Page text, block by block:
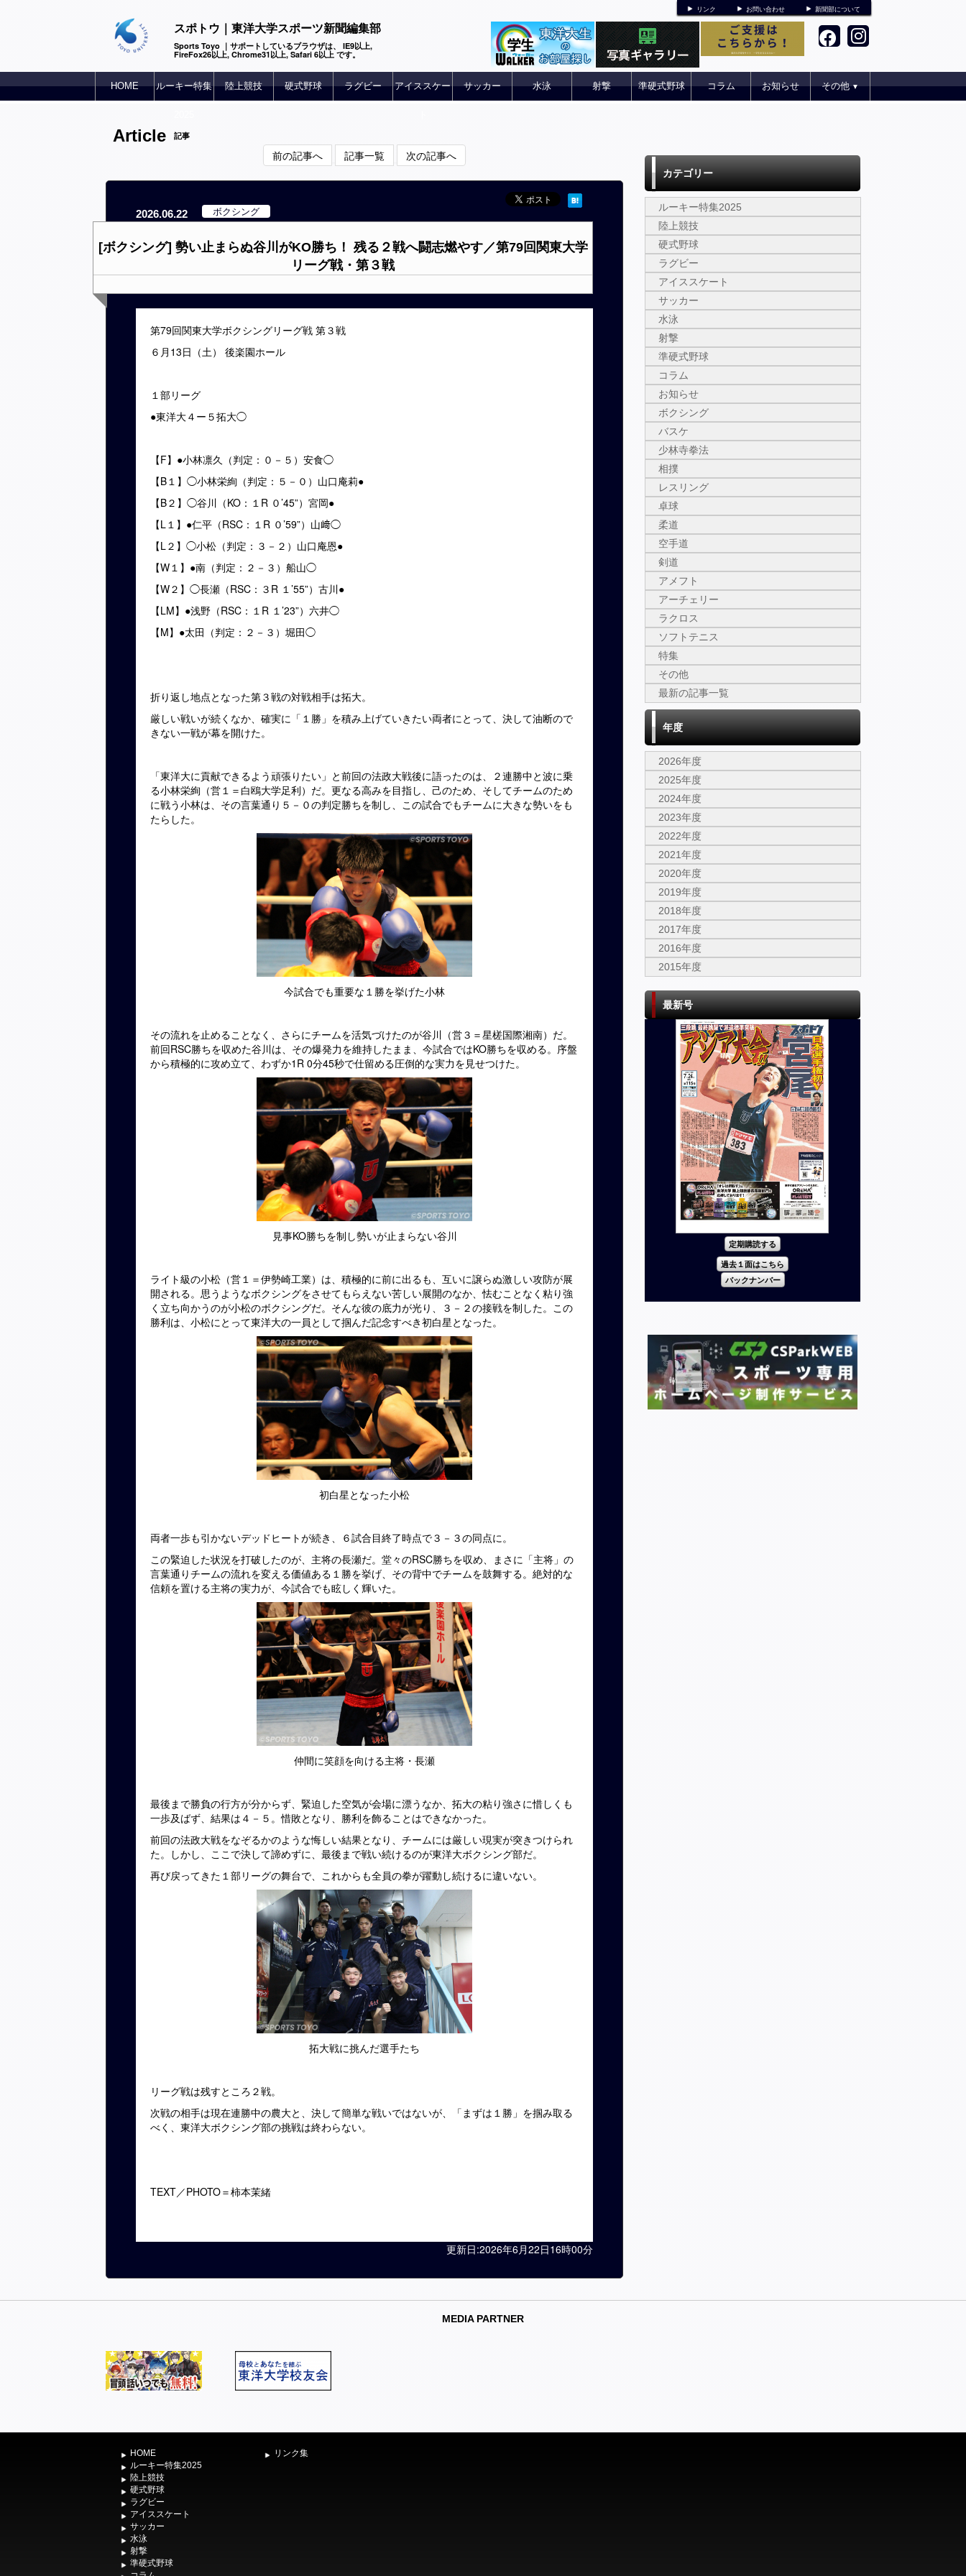
リンク お問い合わせ 新聞部について
スポトウ｜東洋大学スポーツ新聞編集部
Sports Toyo ｜サポートしているブラウザは、 IE9以上,
FireFox26以上, Chrome31以上, Safari 6以上 です。
HOME ルーキー特集 陸上競技 硬式野球 ラグビー アイススケー サッカー 水泳 射撃 準硬式野球 コラム お知らせ その他▼
Article 記事
前の記事へ 記事一覧 次の記事へ
2026.06.22 ボクシング
[ボクシング] 勢い止まらぬ谷川がKO勝ち！ 残る２戦へ闘志燃やす／第79回関東大学
リーグ戦・第３戦
第79回関東大学ボクシングリーグ戦 第３戦
６月13日（土） 後楽園ホール
１部リーグ
●東洋大４ー５拓大◯
【F】●小林凛久（判定：０－５）安食◯
【B１】◯小林栄絢（判定：５－０）山口庵莉●
【B２】◯谷川（KO：１R ０’45”）宮岡●
【L１】●仁平（RSC：１R ０’59”）山﨑◯
【L２】◯小松（判定：３－２）山口庵恩●
【W１】●南（判定：２－３）船山◯
【W２】◯長瀬（RSC：３R １’55”）古川●
【LM】●浅野（RSC：１R １’23”）六井◯
【M】●太田（判定：２－３）堀田◯
折り返し地点となった第３戦の対戦相手は拓大。
厳しい戦いが続くなか、確実に「１勝」を積み上げていきたい両者にとって、決して油断ので
きない一戦が幕を開けた。
「東洋大に貢献できるよう頑張りたい」と前回の法政大戦後に語ったのは、２連勝中と波に乗
る小林栄絢（営１＝白鴎大学足利）だ。更なる高みを目指し、己のため、そしてチームのため
に戦う小林は、その言葉通り５－０の判定勝ちを制し、この試合でもチームに大きな勢いをも
たらした。
今試合でも重要な１勝を挙げた小林
その流れを止めることなく、さらにチームを活気づけたのが谷川（営３＝星槎国際湘南）だ。
前回RSC勝ちを収めた谷川は、その爆発力を維持したまま、今試合ではKO勝ちを収める。序盤
から積極的に攻め立て、わずか1R 0分45秒で仕留める圧倒的な実力を見せつけた。
見事KO勝ちを制し勢いが止まらない谷川
ライト級の小松（営１＝伊勢崎工業）は、積極的に前に出るも、互いに譲らぬ激しい攻防が展
開される。思うようなボクシングをさせてもらえない苦しい展開のなか、怯むことなく粘り強
く立ち向かうのが小松のボクシングだ。そんな彼の底力が光り、３－２の接戦を制した。この
勝利は、小松にとって東洋大の一員として掴んだ記念すべき初白星となった。
初白星となった小松
両者一歩も引かないデッドヒートが続き、６試合目終了時点で３－３の同点に。
この緊迫した状況を打破したのが、主将の長瀬だ。堂々のRSC勝ちを収め、まさに「主将」の
言葉通りチームの流れを変える価値ある１勝を挙げ、その背中でチームを鼓舞する。絶対的な
信頼を置ける主将の実力が、今試合でも眩しく輝いた。
仲間に笑顔を向ける主将・長瀬
最後まで勝負の行方が分からず、緊迫した空気が会場に漂うなか、拓大の粘り強さに惜しくも
一歩及ばず、結果は４－５。惜敗となり、勝利を飾ることはできなかった。
前回の法政大戦をなぞるかのような悔しい結果となり、チームには厳しい現実が突きつけられ
た。しかし、ここで決して諦めずに、最後まで戦い続けるのが東洋大ボクシング部だ。
再び戻ってきた１部リーグの舞台で、これからも全員の拳が躍動し続けるに違いない。
拓大戦に挑んだ選手たち
リーグ戦は残すところ２戦。
次戦の相手は現在連勝中の農大と、決して簡単な戦いではないが、「まずは１勝」を掴み取る
べく、東洋大ボクシング部の挑戦は終わらない。
TEXT／PHOTO＝柿本茉緒
更新日:2026年6月22日16時00分
カテゴリー
ルーキー特集2025
陸上競技
硬式野球
ラグビー
アイススケート
サッカー
水泳
射撃
準硬式野球
コラム
お知らせ
ボクシング
バスケ
少林寺拳法
相撲
レスリング
卓球
柔道
空手道
剣道
アメフト
アーチェリー
ラクロス
ソフトテニス
特集
その他
最新の記事一覧
年度
2026年度
2025年度
2024年度
2023年度
2022年度
2021年度
2020年度
2019年度
2018年度
2017年度
2016年度
2015年度
最新号
定期購読する
過去１面はこちら
バックナンバー
MEDIA PARTNER
HOME
ルーキー特集2025
陸上競技
硬式野球
ラグビー
アイススケート
サッカー
水泳
射撃
準硬式野球
リンク集